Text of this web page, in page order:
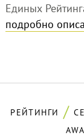
Единых
подробно
РЕЙТИНГИ